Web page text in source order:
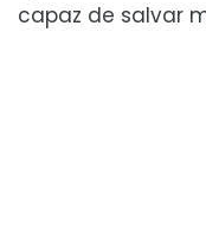
capaz de salvar